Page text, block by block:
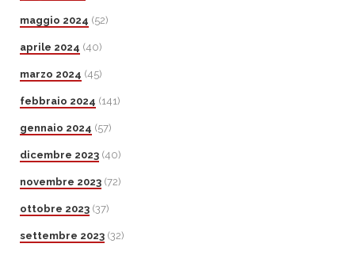
maggio 2024 (52)
aprile 2024 (40)
marzo 2024 (45)
febbraio 2024 (141)
gennaio 2024 (57)
dicembre 2023 (40)
novembre 2023 (72)
ottobre 2023 (37)
settembre 2023 (32)